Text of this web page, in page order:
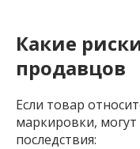
Какие
продавцов
Если товар
маркировки,
последствия: